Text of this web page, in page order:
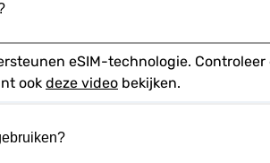
eSIM-technologie.
ook deze video bekijken.